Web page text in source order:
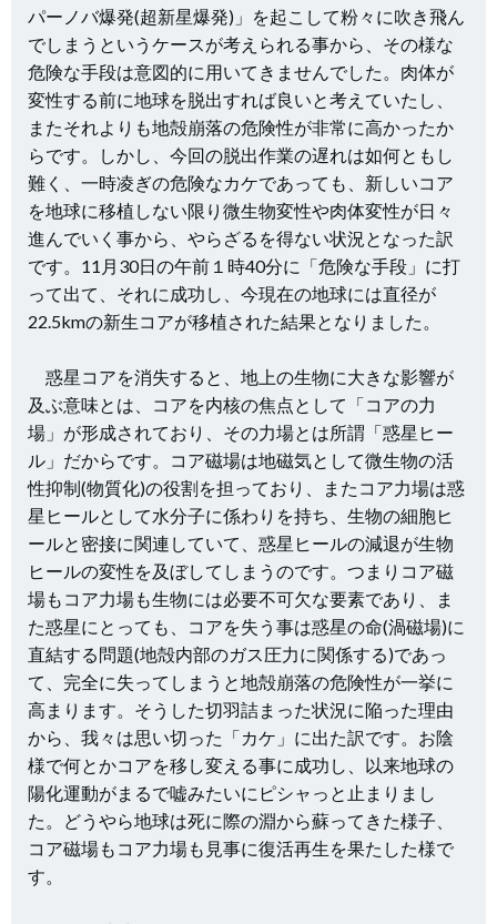
パーノバ爆発(超新星爆発)」を起こして粉々に吹き飛ん
でしまうというケースが考えられる事から、その様な
危険な手段は意図的に用いてきませんでした。肉体が
変性する前に地球を脱出すれば良いと考えていたし、
またそれよりも地殻崩落の危険性が非常に高かったか
らです。しかし、今回の脱出作業の遅れは如何ともし
難く、一時凌ぎの危険なカケであっても、新しいコア
を地球に移植しない限り微生物変性や肉体変性が日々
進んでいく事から、やらざるを得ない状況となった訳
です。11月30日の午前１時40分に「危険な手段」に打
って出て、それに成功し、今現在の地球には直径が
22.5kmの新生コアが移植された結果となりました。
惑星コアを消失すると、地上の生物に大きな影響が
及ぶ意味とは、コアを内核の焦点として「コアの力
場」が形成されており、その力場とは所謂「惑星ヒー
ル」だからです。コア磁場は地磁気として微生物の活
性抑制(物質化)の役割を担っており、またコア力場は惑
星ヒールとして水分子に係わりを持ち、生物の細胞ヒ
ールと密接に関連していて、惑星ヒールの減退が生物
ヒールの変性を及ぼしてしまうのです。つまりコア磁
場もコア力場も生物には必要不可欠な要素であり、ま
た惑星にとっても、コアを失う事は惑星の命(渦磁場)に
直結する問題(地殻内部のガス圧力に関係する)であっ
て、完全に失ってしまうと地殻崩落の危険性が一挙に
高まります。そうした切羽詰まった状況に陥った理由
から、我々は思い切った「カケ」に出た訳です。お陰
様で何とかコアを移し変える事に成功し、以来地球の
陽化運動がまるで嘘みたいにピシャっと止まりまし
た。どうやら地球は死に際の淵から蘇ってきた様子、
コア磁場もコア力場も見事に復活再生を果たした様で
す。